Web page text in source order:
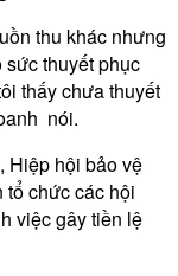
thu khác nhưng
sức thuyết phục
thấy chưa thuyết
nói.
Hiệp hội bảo vệ
tổ chức các hội
việc gây tiền lệ